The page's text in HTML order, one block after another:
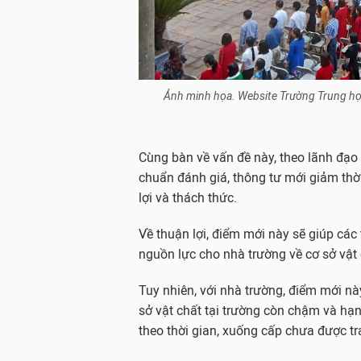
Ảnh minh họa. Website Trường Trung
Cùng bàn về vấn đề này, theo lãnh
chuẩn đánh giá, thông tư mới giảm
lợi và thách thức.
Về thuận lợi, điểm mới này sẽ giúp
nguồn lực cho nhà trường về cơ sở
Tuy nhiên, với nhà trường, điểm mới
sở vật chất tại trường còn chậm và
theo thời gian, xuống cấp chưa được